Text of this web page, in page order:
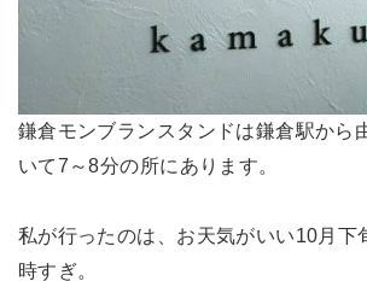
鎌倉モンブランスタンドは鎌倉駅から
いて7～8分の所にあります。
私が行ったのは、お天気がいい10月下
時すぎ。